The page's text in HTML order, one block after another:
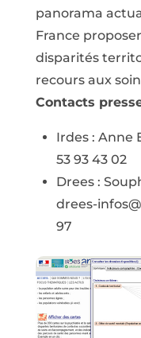
panorama
France
disparités
recours aux
Contacts
Irdes : Anne
53 93 43 02
Drees :
drees-
97